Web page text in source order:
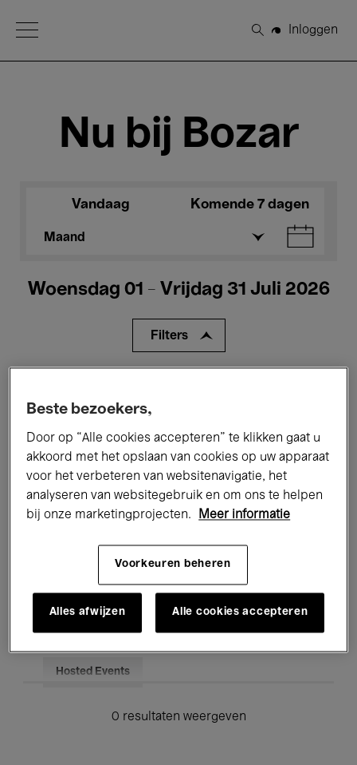
Open Menu
Zoeken
Inloggen
Nu bij Bozar
Vandaag Komende 7 dagen
Maand
Woensdag 01 - Vrijdag 31 Juli 2026
Filters
Performances Lezingen & Debatten
Jazz Klassieke Muziek Global Music
Onderwijs Rondleidingen
Hosted Events
0 resultaten weergeven
Beste bezoekers,
Door op “Alle cookies accepteren” te klikken gaat u
akkoord met het opslaan van cookies op uw apparaat
voor het verbeteren van websitenavigatie, het
analyseren van websitegebruik en om ons te helpen
bij onze marketingprojecten.
Meer informatie
Voorkeuren beheren
Alles afwijzen Alle cookies accepteren